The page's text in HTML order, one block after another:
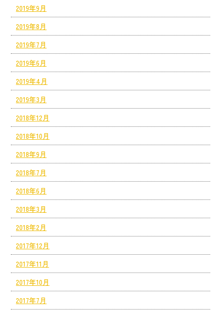
2019年9月
2019年8月
2019年7月
2019年6月
2019年4月
2019年3月
2018年12月
2018年10月
2018年9月
2018年7月
2018年6月
2018年3月
2018年2月
2017年12月
2017年11月
2017年10月
2017年7月